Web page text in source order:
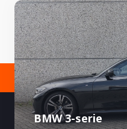
BMW 3-serie